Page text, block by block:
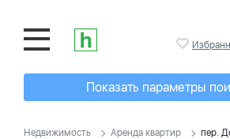
Показать параметры
Недвижимость Аренда квартир пер.